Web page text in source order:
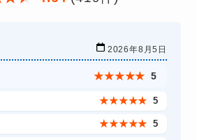
2026年8月5日
★★★★★ 5
★★★★★ 5
★★★★★ 5